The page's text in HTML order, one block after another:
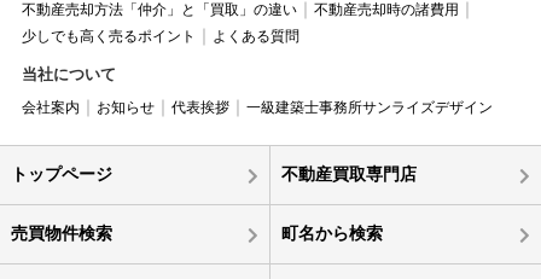
不動産売却方法「仲介」と「買取」の違い
不動産売却時の諸費用
少しでも高く売るポイント
よくある質問
当社について
会社案内 お知らせ 代表挨拶 一級建築士事務所サンライズデザイン
トップページ 不動産買取専門店
売買物件検索 町名から検索